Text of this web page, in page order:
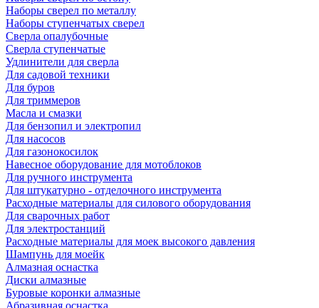
Наборы сверел по металлу
Наборы ступенчатых сверел
Сверла опалубочные
Сверла ступенчатые
Удлинители для сверла
Для садовой техники
Для буров
Для триммеров
Масла и смазки
Для бензопил и электропил
Для насосов
Для газонокосилок
Навесное оборудование для мотоблоков
Для ручного инструмента
Для штукатурно - отделочного инструмента
Расходные материалы для силового оборудования
Для сварочных работ
Для электростанций
Расходные материалы для моек высокого давления
Шампунь для моейк
Алмазная оснастка
Диски алмазные
Буровые коронки алмазные
Абразивная оснастка